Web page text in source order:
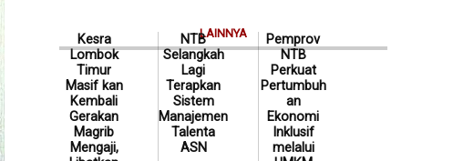
LAINNYA
Kesra
Lombok
Timur
Masif kan
Kembali
Gerakan
Magrib
Mengaji,
NTB
Selangkah
Lagi
Terapkan
Sistem
Manajemen
Talenta
ASN
Pemprov
NTB
Perkuat
Pertumbuh
an
Ekonomi
Inklusif
melalui